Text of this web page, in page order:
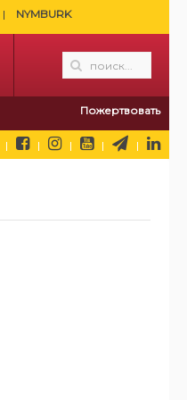
NYMBURK
Пожертвовать